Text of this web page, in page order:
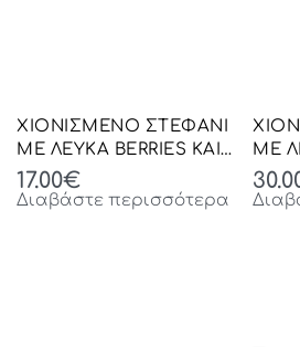
ΧΙΟΝΙΣΜΕΝΟ ΣΤΕΦΑΝΙ
ΜΕ ΛΕΥΚΑ BERRIES ΚΑΙ
ΚΟΥΚΟΥΝΑΡΙΑ 30ΕΚ
17.00€
Διαβάστε περισσότερα
ΜΕ